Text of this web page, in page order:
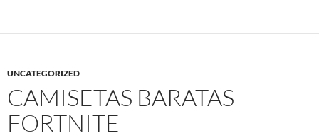
UNCATEGORIZED
CAMISETAS BARATAS
FORTNITE